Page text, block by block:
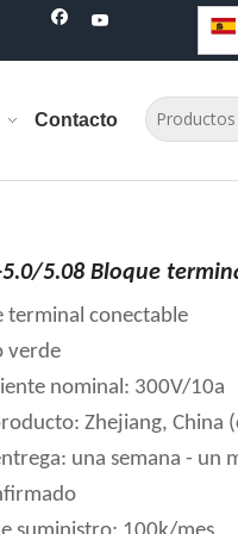
Contacto
5.0/5.08 Bloque
terminal conectable
verde
nominal: 300V/10a
Zhejiang, China
una semana - un